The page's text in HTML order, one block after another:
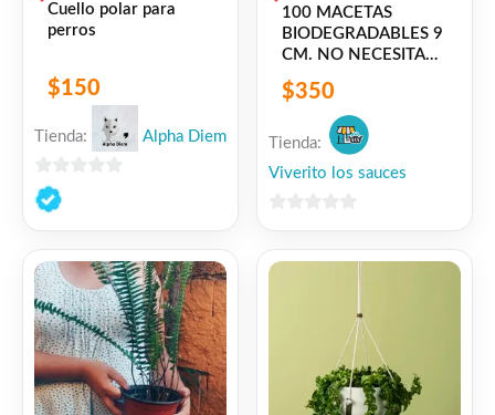
Cuello polar para
perros
$150
Tienda: Alpha Diem
0
de
100 MACETAS
BIODEGRADABLES 9
CM. NO NECESITA
TRANSPLANTE
$350
Tienda:
Viverito los sauces
5